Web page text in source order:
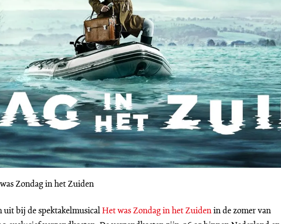
Zondag in het Zuiden
uit bij de spektakelmusical Het was Zondag in het Zuiden in de zomer van